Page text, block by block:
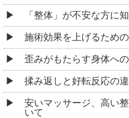
「整体」が不安な方に
施術効果を上げるため
歪みがもたらす身体へ
揉み返しと好転反応の
安いマッサージ、高い
いて